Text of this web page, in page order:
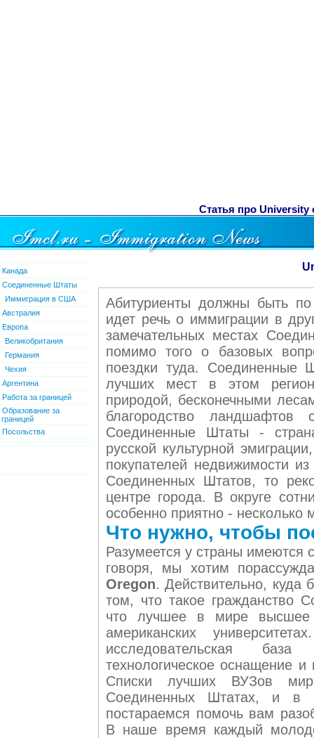
Статья про University
Канада
Соединенные Штаты
Иммиграция в США
Австралия
Европа
Великобритания
Германия
Чехия
Аргентина
Работа за границей
Образование за
границей
Посольства
Абитуриенты должны быть
идет речь о иммиграции в
замечательных местах
помимо того о базовых
поездки туда. Соединенные
лучших мест в этом
природой, бесконечными
благородство ландшафтов
Соединенные Штаты -
русской культурной
покупателей недвижимости
Соединенных Штатов, то
центре города. В округе
особенно приятно - несколько
Что нужно, чтобы
Разумеется у страны имеются
говоря, мы хотим
Oregon. Действительно, куда
том, что такое гражданство
что лучшее в мире высшее
американских
исследовательская
технологическое оснащение
Списки лучших ВУЗов
Соединенных Штатах, и в
постараемся помочь вам
В наше время каждый